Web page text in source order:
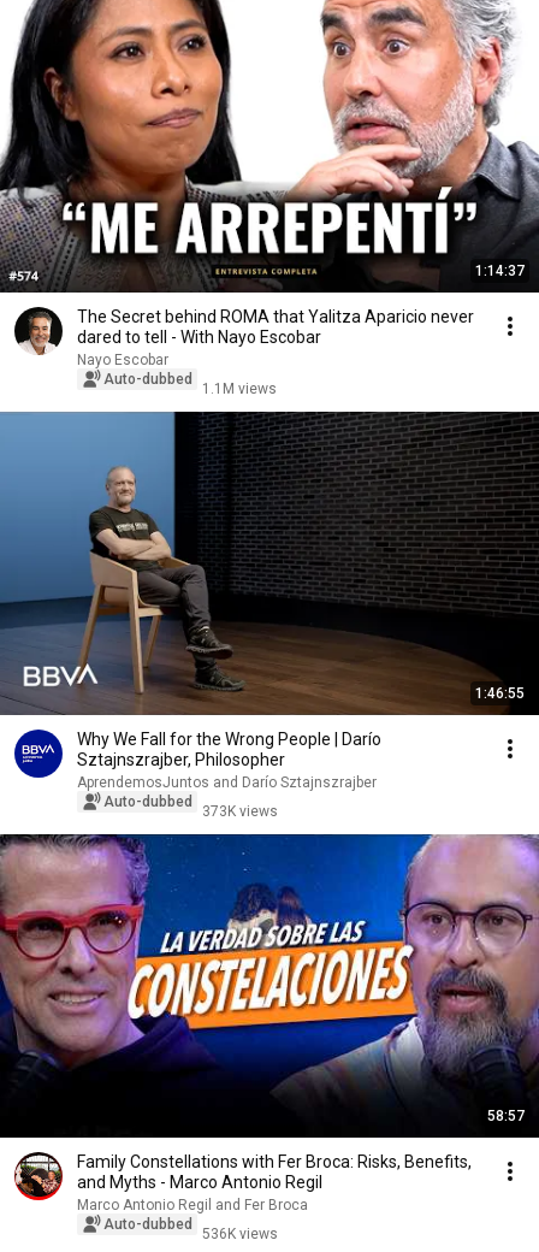
1:14:37
The Secret behind ROMA that Yalitza Aparicio never
dared to tell - With Nayo Escobar
Nayo Escobar
Auto-dubbed
1.1M views
1:46:55
Why We Fall for the Wrong People | Darío
Sztajnszrajber, Philosopher
AprendemosJuntos and Darío Sztajnszrajber
Auto-dubbed
373K views
58:57
Family Constellations with Fer Broca: Risks, Benefits,
and Myths - Marco Antonio Regil
Marco Antonio Regil and Fer Broca
Auto-dubbed
536K views